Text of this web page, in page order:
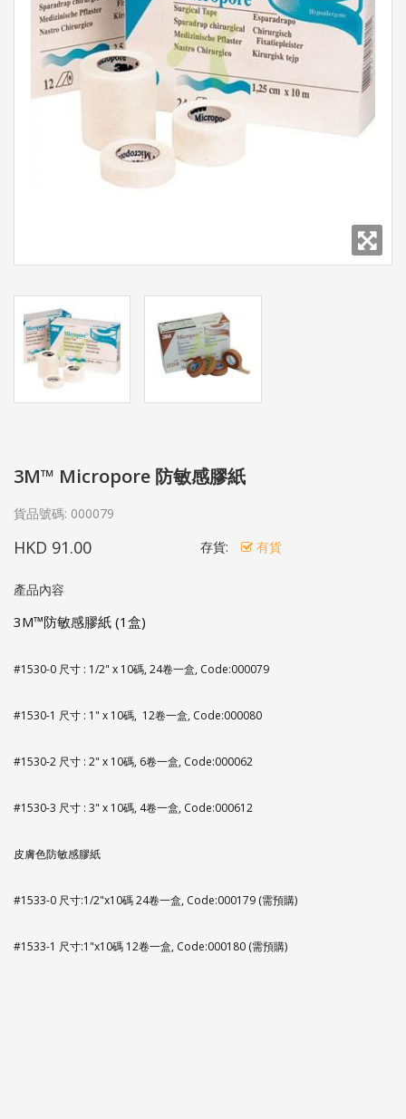
3M™ Micropore 防敏感膠紙
貨品號碼: 000079
HKD 91.00 存貨: 有貨
產品內容
3M™防敏感膠紙 (1盒)
#1530-0 尺寸 : 1/2" x 10碼, 24卷一盒, Code:000079
#1530-1 尺寸 : 1" x 10碼, 12卷一盒, Code:000080
#1530-2 尺寸 : 2" x 10碼, 6卷一盒, Code:000062
#1530-3 尺寸 : 3" x 10碼, 4卷一盒, Code:000612
皮膚色防敏感膠紙
#1533-0 尺寸:1/2"x10碼 24卷一盒, Code:000179 (需預購)
#1533-1 尺寸:1"x10碼 12卷一盒, Code:000180 (需預購)